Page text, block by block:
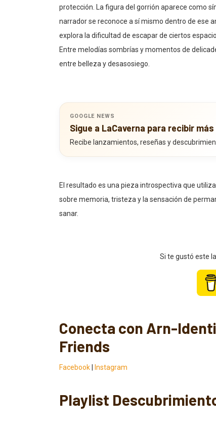
protección. La figura del gorrión aparece como
narrador se reconoce a sí mismo dentro de ese
explora la dificultad de escapar de ciertos
Entre melodías sombrías y momentos de
entre belleza y desasosiego.
GOOGLE NEWS
Sigue a LaCaverna para recibir
Recibe lanzamientos, reseñas y
El resultado es una pieza introspectiva que
sobre memoria, tristeza y la sensación de
sanar.
Si te gustó este
Conecta con Arn-
Friends
Facebook Instagram
Playlist